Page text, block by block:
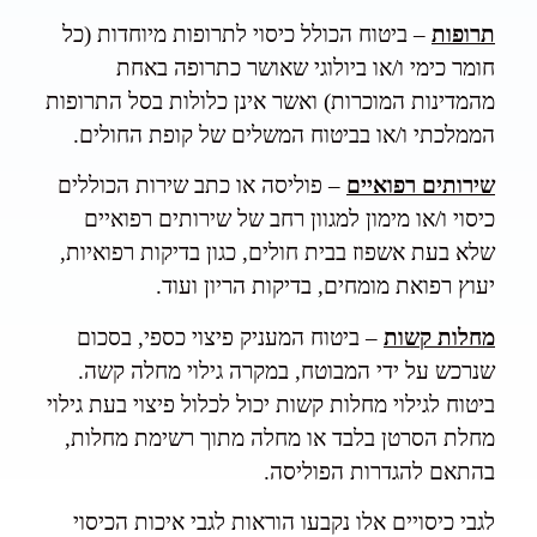
תרופות – ביטוח הכולל כיסוי לתרופות מיוחדות (כל
חומר כימי ו/או ביולוגי שאושר כתרופה באחת
מהמדינות המוכרות) ואשר אינן כלולות בסל התרופות
הממלכתי ו/או בביטוח המשלים של קופת החולים.
שירותים רפואיים – פוליסה או כתב שירות הכוללים
כיסוי ו/או מימון למגוון רחב של שירותים רפואיים
שלא בעת אשפוז בבית חולים, כגון בדיקות רפואיות,
יעוץ רפואת מומחים, בדיקות הריון ועוד.
מחלות קשות – ביטוח המעניק פיצוי כספי, בסכום
שנרכש על ידי המבוטח, במקרה גילוי מחלה קשה.
ביטוח לגילוי מחלות קשות יכול לכלול פיצוי בעת גילוי
מחלת הסרטן בלבד או מחלה מתוך רשימת מחלות,
בהתאם להגדרות הפוליסה.
לגבי כיסויים אלו נקבעו הוראות לגבי איכות הכיסוי